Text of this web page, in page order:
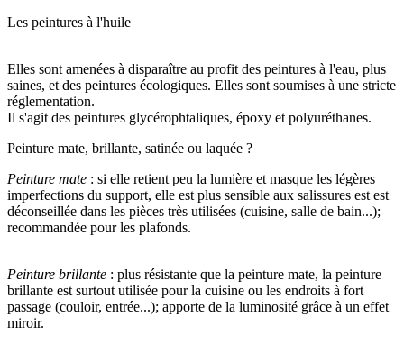
Les peintures à l'huile
Elles sont amenées à disparaître au profit des peintures à l'eau, plus
saines, et des peintures écologiques. Elles sont soumises à une stricte
réglementation.
Il s'agit des peintures glycérophtaliques, époxy et polyuréthanes.
Peinture mate, brillante, satinée ou laquée ?
Peinture mate : si elle retient peu la lumière et masque les légères
imperfections du support, elle est plus sensible aux salissures est est
déconseillée dans les pièces très utilisées (cuisine, salle de bain...);
recommandée pour les plafonds.
Peinture brillante : plus résistante que la peinture mate, la peinture
brillante est surtout utilisée pour la cuisine ou les endroits à fort
passage (couloir, entrée...); apporte de la luminosité grâce à un effet
miroir.